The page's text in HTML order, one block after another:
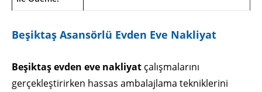
Beşiktaş Asansörlü Evden Eve Nakliyat
Beşiktaş evden eve nakliyat çalışmalarını
gerçekleştirirken hassas ambalajlama tekniklerini